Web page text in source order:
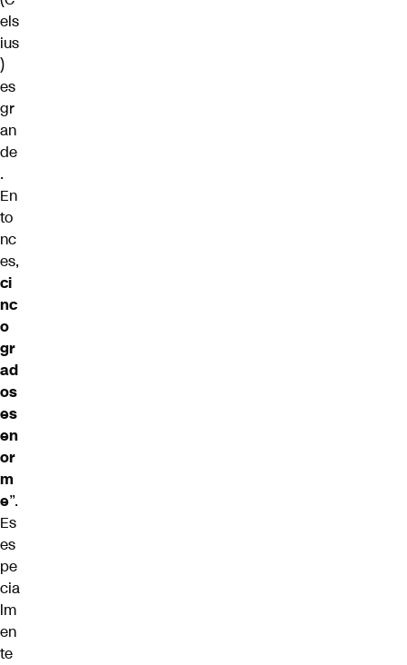
els
ius
)
es
gr
an
de
.
En
to
nc
es,
ci
nc
o
gr
ad
os
es
en
or
m
e”.
Es
es
pe
cia
lm
en
te